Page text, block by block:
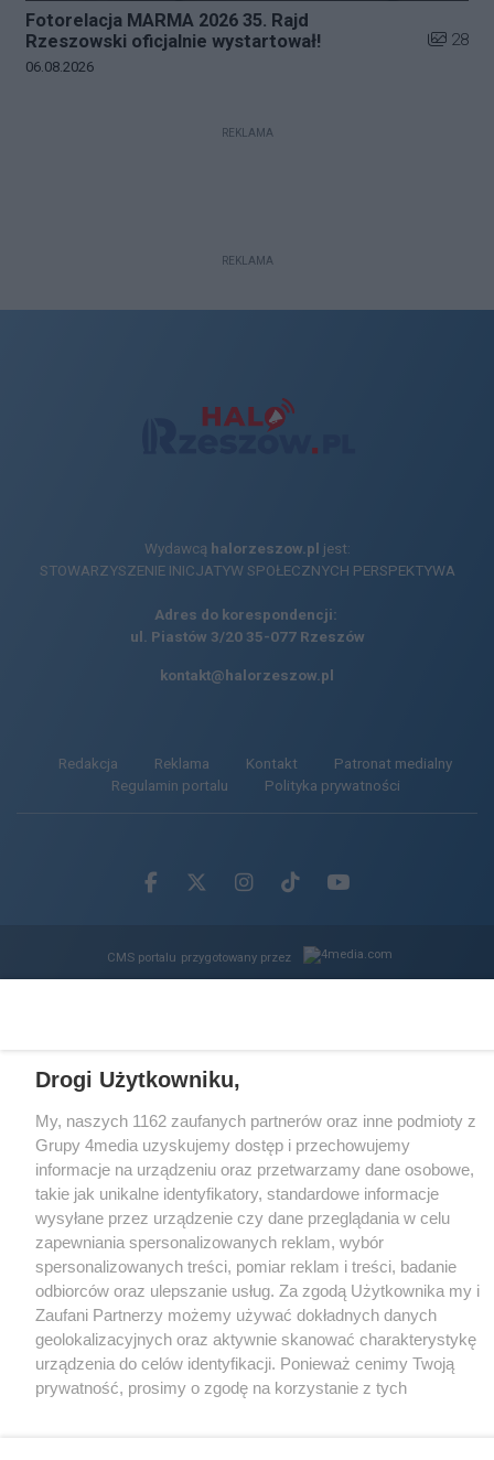
Fotorelacja MARMA 2026 35. Rajd
Rzeszowski oficjalnie wystartował!
Liczba
28
Data dodania galerii:
06.08.2026
REKLAMA
REKLAMA
Wydawcą halorzeszow.pl jest:
STOWARZYSZENIE INICJATYW SPOŁECZNYCH PERSPEKTYWA
Adres do korespondencji:
ul. Piastów 3/20 35-077 Rzeszów
kontakt@halorzeszow.pl
Redakcja Reklama Kontakt
Patronat medialny
Regulamin portalu
Polityka prywatności
Facebook.com
X.comInstagram.com
Tiktok.comYoutube.com
CMS portalu przygotowany przez
Unmute Loaded:
Drogi Użytkowniku,
My, naszych 1162 zaufanych partnerów oraz inne podmioty z
Grupy 4media uzyskujemy dostęp i przechowujemy
informacje na urządzeniu oraz przetwarzamy dane osobowe,
takie jak unikalne identyfikatory, standardowe informacje
wysyłane przez urządzenie czy dane przeglądania w celu
zapewniania spersonalizowanych reklam, wybór
spersonalizowanych treści, pomiar reklam i treści, badanie
odbiorców oraz ulepszanie usług. Za zgodą Użytkownika my i
Zaufani Partnerzy możemy używać dokładnych danych
geolokalizacyjnych oraz aktywnie skanować charakterystykę
urządzenia do celów identyfikacji. Ponieważ cenimy Twoją
prywatność, prosimy o zgodę na korzystanie z tych